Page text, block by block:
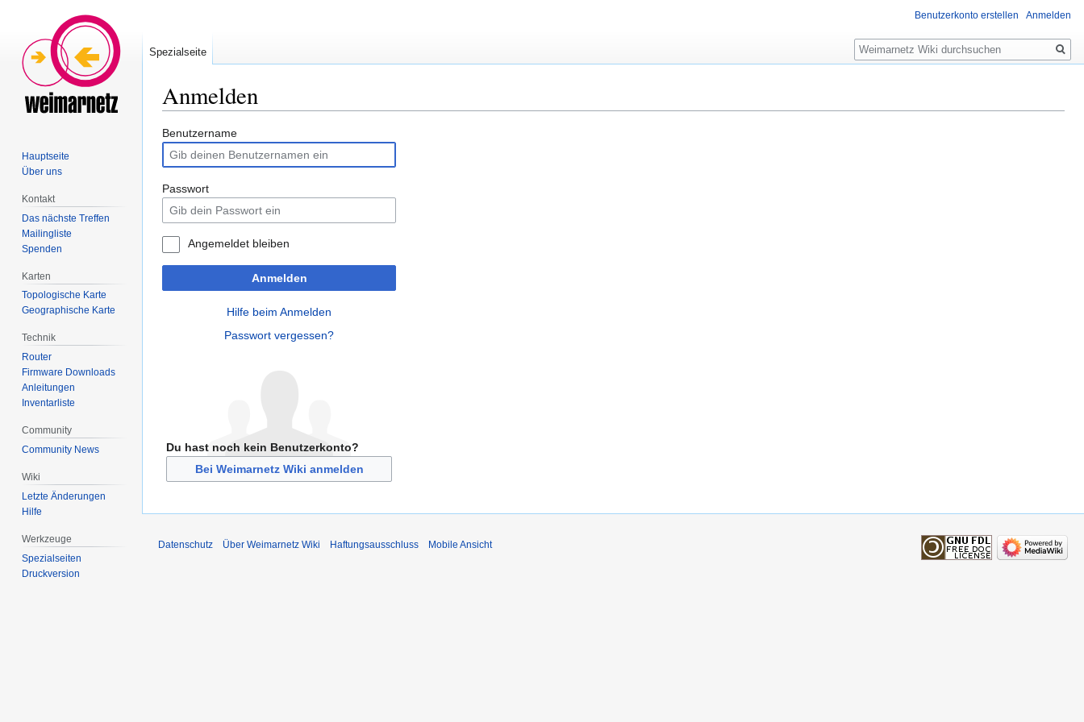
Anmelden
Zur
Navigation
springen
Zur
Suche
springen
Benutzername
Passwort
Angemeldet bleiben
Anmelden
Hilfe beim Anmelden
Passwort vergessen?
Du hast noch kein Benutzerkonto?
Bei Weimarnetz Wiki anmelden
Benutzerkonto erstellen Anmelden
Spezialseite
Suche
Hauptseite
Über uns
Kontakt
Das nächste Treffen
Mailingliste
Spenden
Karten
Topologische Karte
Geographische Karte
Technik
Router
Firmware Downloads
Anleitungen
Inventarliste
Community
Community News
Wiki
Letzte Änderungen
Hilfe
Werkzeuge
Spezialseiten
Druckversion
Datenschutz Über Weimarnetz Wiki Haftungsausschluss Mobile Ansicht